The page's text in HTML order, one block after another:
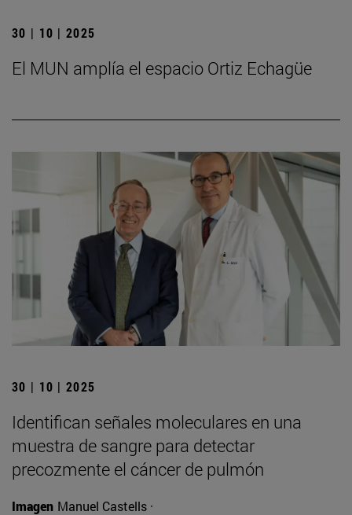
30 | 10 | 2025
El MUN amplía el espacio Ortiz Echagüe
30 | 10 | 2025
Identifican señales moleculares en una
muestra de sangre para detectar
precozmente el cáncer de pulmón
Imagen Manuel Castells ·